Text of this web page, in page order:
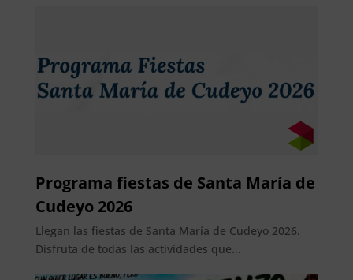
Programa fiestas de Santa María de
Cudeyo 2026
Llegan las fiestas de Santa María de Cudeyo 2026.
Disfruta de todas las actividades que...